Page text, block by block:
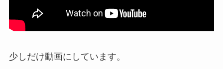
少しだけ動画にしています。